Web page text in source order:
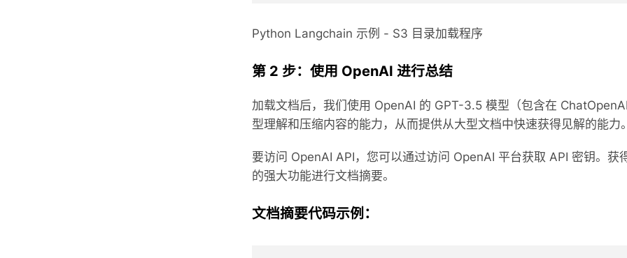
Python Langchain 示例 - S3 目录加载程序
第 2 步：使用 OpenAI 进行总结
加载文档后，我们使用 OpenAI 的 GPT-3.5 模型（包含在
型理解和压缩内容的能力，从而提供从大型文档中快速获得见解的能力。
要访问 OpenAI API，您可以通过访问 OpenAI 平台获取 API 密钥。
的强大功能进行文档摘要。
文档摘要代码示例：